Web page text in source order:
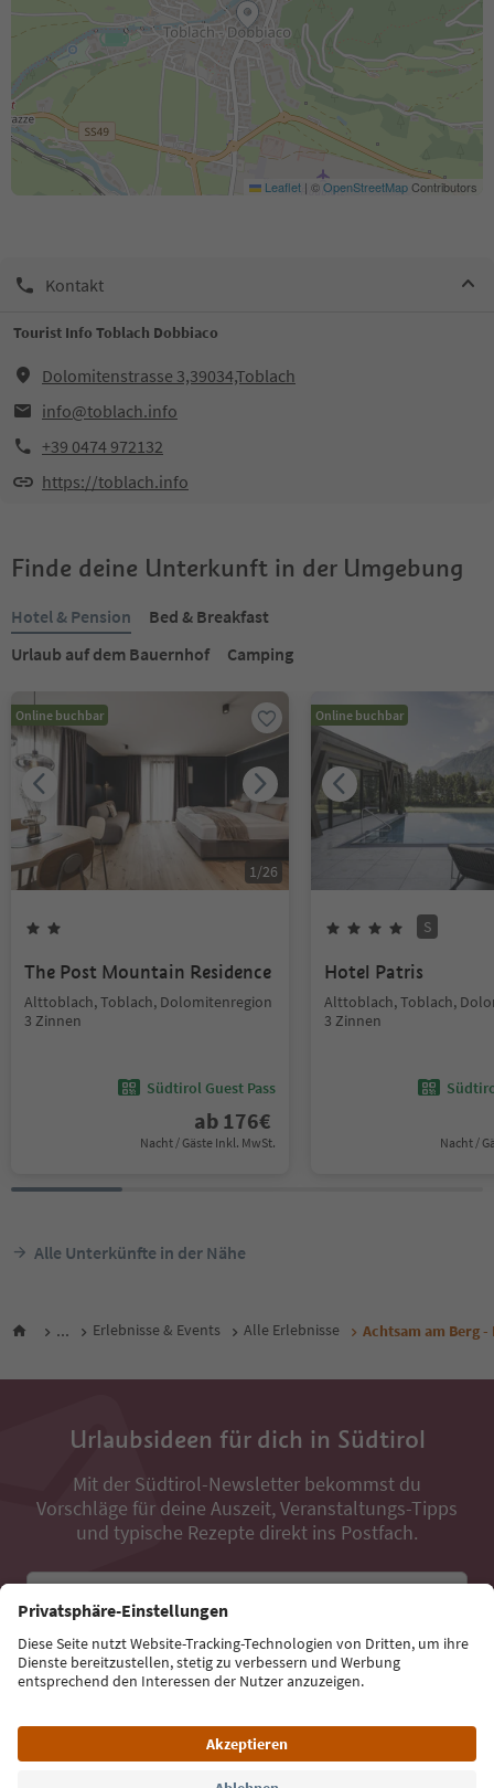
Leaflet | ©OpenStreetMapContributors
Kontakt
Tourist Info Toblach Dobbiaco
Dolomitenstrasse 3,39034,Toblach
info@toblach.info
+39 0474 972132
https://toblach.info
Finde deine Unterkunft in der Umgebung
Hotel & Pension
Bed & Breakfast
Urlaub auf dem Bauernhof
Camping
Online buchbar
1/26
The Post Mountain Residence
Alttoblach, Toblach, Dolomitenregion
3 Zinnen
Südtirol Guest Pass
ab 176€
Nacht / Gäste Inkl. MwSt.
Online buchbar
S
Hotel Patris
Alttoblach, Toblach,
3 Zinnen
Nacht /
Alle Unterkünfte in der Nähe
... Erlebnisse & Events Alle Erlebnisse Achtsam am Berg
Urlaubsideen für dich in Südtirol
Mit der Südtirol-Newsletter bekommst du
Vorschläge für deine Auszeit, Veranstaltungs-Tipps
und typische Rezepte direkt ins Postfach.
Jetzt anmelden